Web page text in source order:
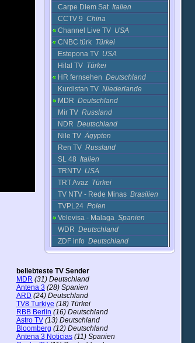
Carpe Diem Sat Italien
CCTV 9 China
Channel Live TV USA
CNBC türk Türkei
Estepona TV USA
Hilal TV Türkei
HR fernsehen Deutschland
Kurdistan TV Niederlande
MDR Deutschland
Mir TV Russland
NDR Deutschland
Nile TVÄgypten
Ren TV Russland
SL 48 Italien
TRNTV USA
TRT Avaz Türkei
TV NTV - Rede Minas Brasilien
TVPL24 Polen
Velevisa - Malaga Spanien
WDR Deutschland
ZDF info Deutschland
ZDF neoDeutschland
Spiele
Sport
Unterhaltung
beliebteste TV Sender
MDR (31) Deutschland
Antena 3 (28) Spanien
ARD (24) Deutschland
TV8 Turkiye (18) Türkei
RBB Berlin (16) Deutschland
Astro TV (13) Deutschland
Bloomberg (12) Deutschland
Antena 3 Noticias (11) Spanien